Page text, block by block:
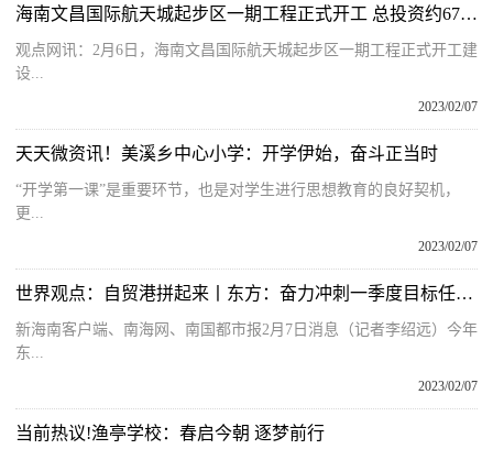
海南文昌国际航天城起步区一期工程正式开工 总投资约67亿元
观点网讯：2月6日，海南文昌国际航天城起步区一期工程正式开工建
设...
2023/02/07
天天微资讯！美溪乡中心小学：开学伊始，奋斗正当时
“开学第一课”是重要环节，也是对学生进行思想教育的良好契机，
更...
2023/02/07
世界观点：自贸港拼起来丨东方：奋力冲刺一季度目标任务 确保实现“开门红”“开局稳”
新海南客户端、南海网、南国都市报2月7日消息（记者李绍远）今年
东...
2023/02/07
当前热议!渔亭学校：春启今朝 逐梦前行